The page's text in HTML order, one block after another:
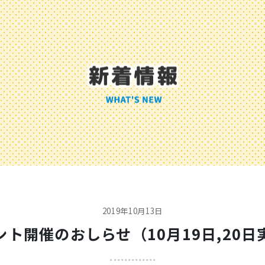
2019年10月13日
ト開催のおしらせ（10月19日,20日